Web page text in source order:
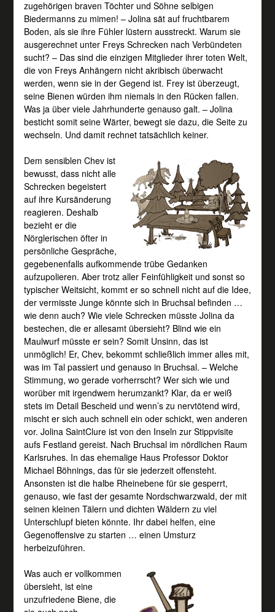
zugehörigen braven Töchter und Söhne selbigen
Biedermanns zu mimen! – Jolina sät auf fruchtbarem
Boden, als sie ihre Fühler lüstern ausstreckt. Warum sie
ausgerechnet unter Freys Schrecken nach Verbündeten
sucht? – Das sind die einzigen Mitglieder ihrer toten Welt,
die von Freys Anhängern nicht akribisch überwacht
werden, wenn sie in der Gegend ist. Frey ist überzeugt,
seine Bienen würden ihm niemals in den Rücken fallen.
Was ja über viele Jahrhunderte genauso galt. – Jolina
besticht somit seine Wärter, bewegt sie dazu, die Seite zu
wechseln. Und damit rechnet tatsächlich keiner.
Dem sensiblen Chev ist
bewusst, dass nicht alle
Schrecken begeistert
auf ihre Kursänderung
reagieren. Deshalb
bezieht er die
Nörglerischen öfter in
persönliche Gespräche,
gegebenenfalls aufkommende trübe Gedanken
aufzupolieren. Aber trotz aller Feinfühligkeit und sonst so
typischer Weitsicht, kommt er so schnell nicht auf die Idee,
der vermisste Junge könnte sich in Bruchsal befinden …
wie denn auch? Wie viele Schrecken müsste Jolina da
bestechen, die er allesamt übersieht? Blind wie ein
Maulwurf müsste er sein? Somit Unsinn, das ist
unmöglich! Er, Chev, bekommt schließlich immer alles mit,
was im Tal passiert und genauso in Bruchsal. – Welche
Stimmung, wo gerade vorherrscht? Wer sich wie und
worüber mit irgendwem herumzankt? Klar, da er weiß
stets im Detail Bescheid und wenn’s zu nervtötend wird,
mischt er sich auch schnell ein oder schickt, wen anderen
vor. Jolina SaintClure ist von den Inseln zur Stippvisite
aufs Festland gereist. Nach Bruchsal im nördlichen Raum
Karlsruhes. In das ehemalige Haus Professor Doktor
Michael Böhnings, das für sie jederzeit offensteht.
Ansonsten ist die halbe Rheinebene für sie gesperrt,
genauso, wie fast der gesamte Nordschwarzwald, der mit
seinen kleinen Tälern und dichten Wäldern zu viel
Unterschlupf bieten könnte. Ihr dabei helfen, eine
Gegenoffensive zu starten … einen Umsturz
herbeizuführen.
Was auch er vollkommen
übersieht, ist eine
unzufriedene Biene, die